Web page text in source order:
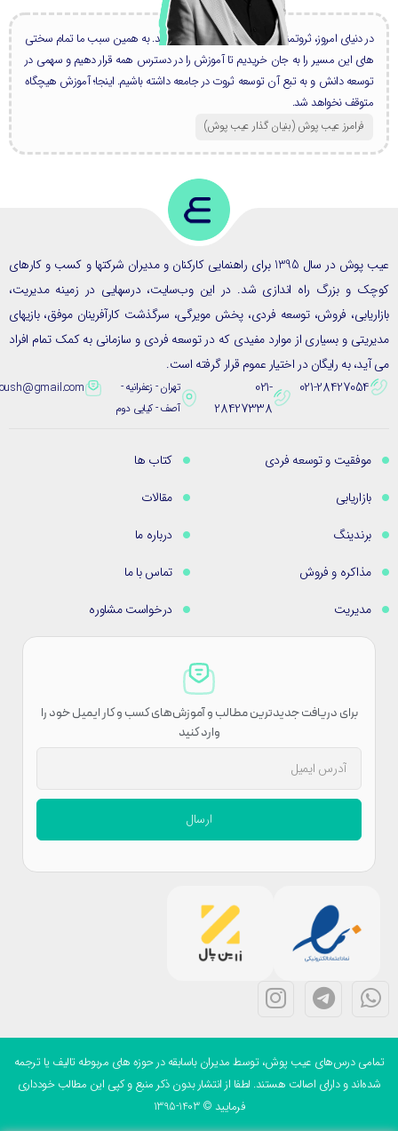
در دنیای امروز، ثروتمندان بزرگ، همه دانشمند هستند. به همین سبب ما تمام سختی
های این مسیر را به جان خریدیم تا آموزش را در دسترس همه قرار دهیم و سهمی در
توسعه دانش و به تبع آن توسعه ثروت در جامعه داشته باشیم. اینجا؛ آموزش هیچگاه
متوقف نخواهد شد.
فرامرز عیب پوش (بنیان گذار عیب پوش​)
عیب پوش در سال 1395 برای راهنمایی کارکنان و مدیران شرکتها و کسب و کارهای
و بزرگ راه اندازی شد. در این وب‌سایت، درسهایی در زمینه مدیریت،
فروش، توسعه فردی، پخش مویرگی، سرگذشت کارآفرینان موفق، بازیهای
و بسیاری از موارد مفیدی که در توسعه فردی و سازمانی به کمک تمام افراد
به رایگان در اختیار عموم قرار گرفته است.
021-28427054
021-
28427338
تهران - زعفرانیه -
آصف - کیایی دوم
eybpoush@gmail.com
موفقیت و توسعه فردی
بازاریابی
برندینگ
مذاکره و فروش
مدیریت
کتاب ها
مقالات
درباره ما
تماس با ما
درخواست مشاوره
برای دریافت جدیدترین مطالب و آموزش‌های کسب و کار ایمیل خود را
وارد کنید
ارسال
درس‌های عیب پوش، توسط مدیران باسابقه در حوزه های مربوطه تالیف یا ترجمه
و دارای اصالت هستند. لطفا از انتشار بدون ذکر منبع و کپی این مطالب خودداری
فرمایید © 1403-1395